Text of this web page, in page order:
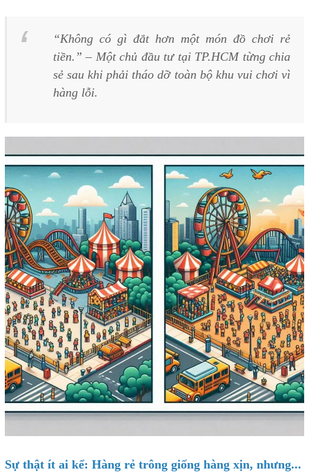
“Không có gì đắt hơn một món đồ chơi rẻ
tiền.” – Một chủ đầu tư tại TP.HCM từng chia
sẻ sau khi phải tháo dỡ toàn bộ khu vui chơi vì
hàng lỗi.
Sự thật ít ai kể: Hàng rẻ trông giống hàng xịn, nhưng...